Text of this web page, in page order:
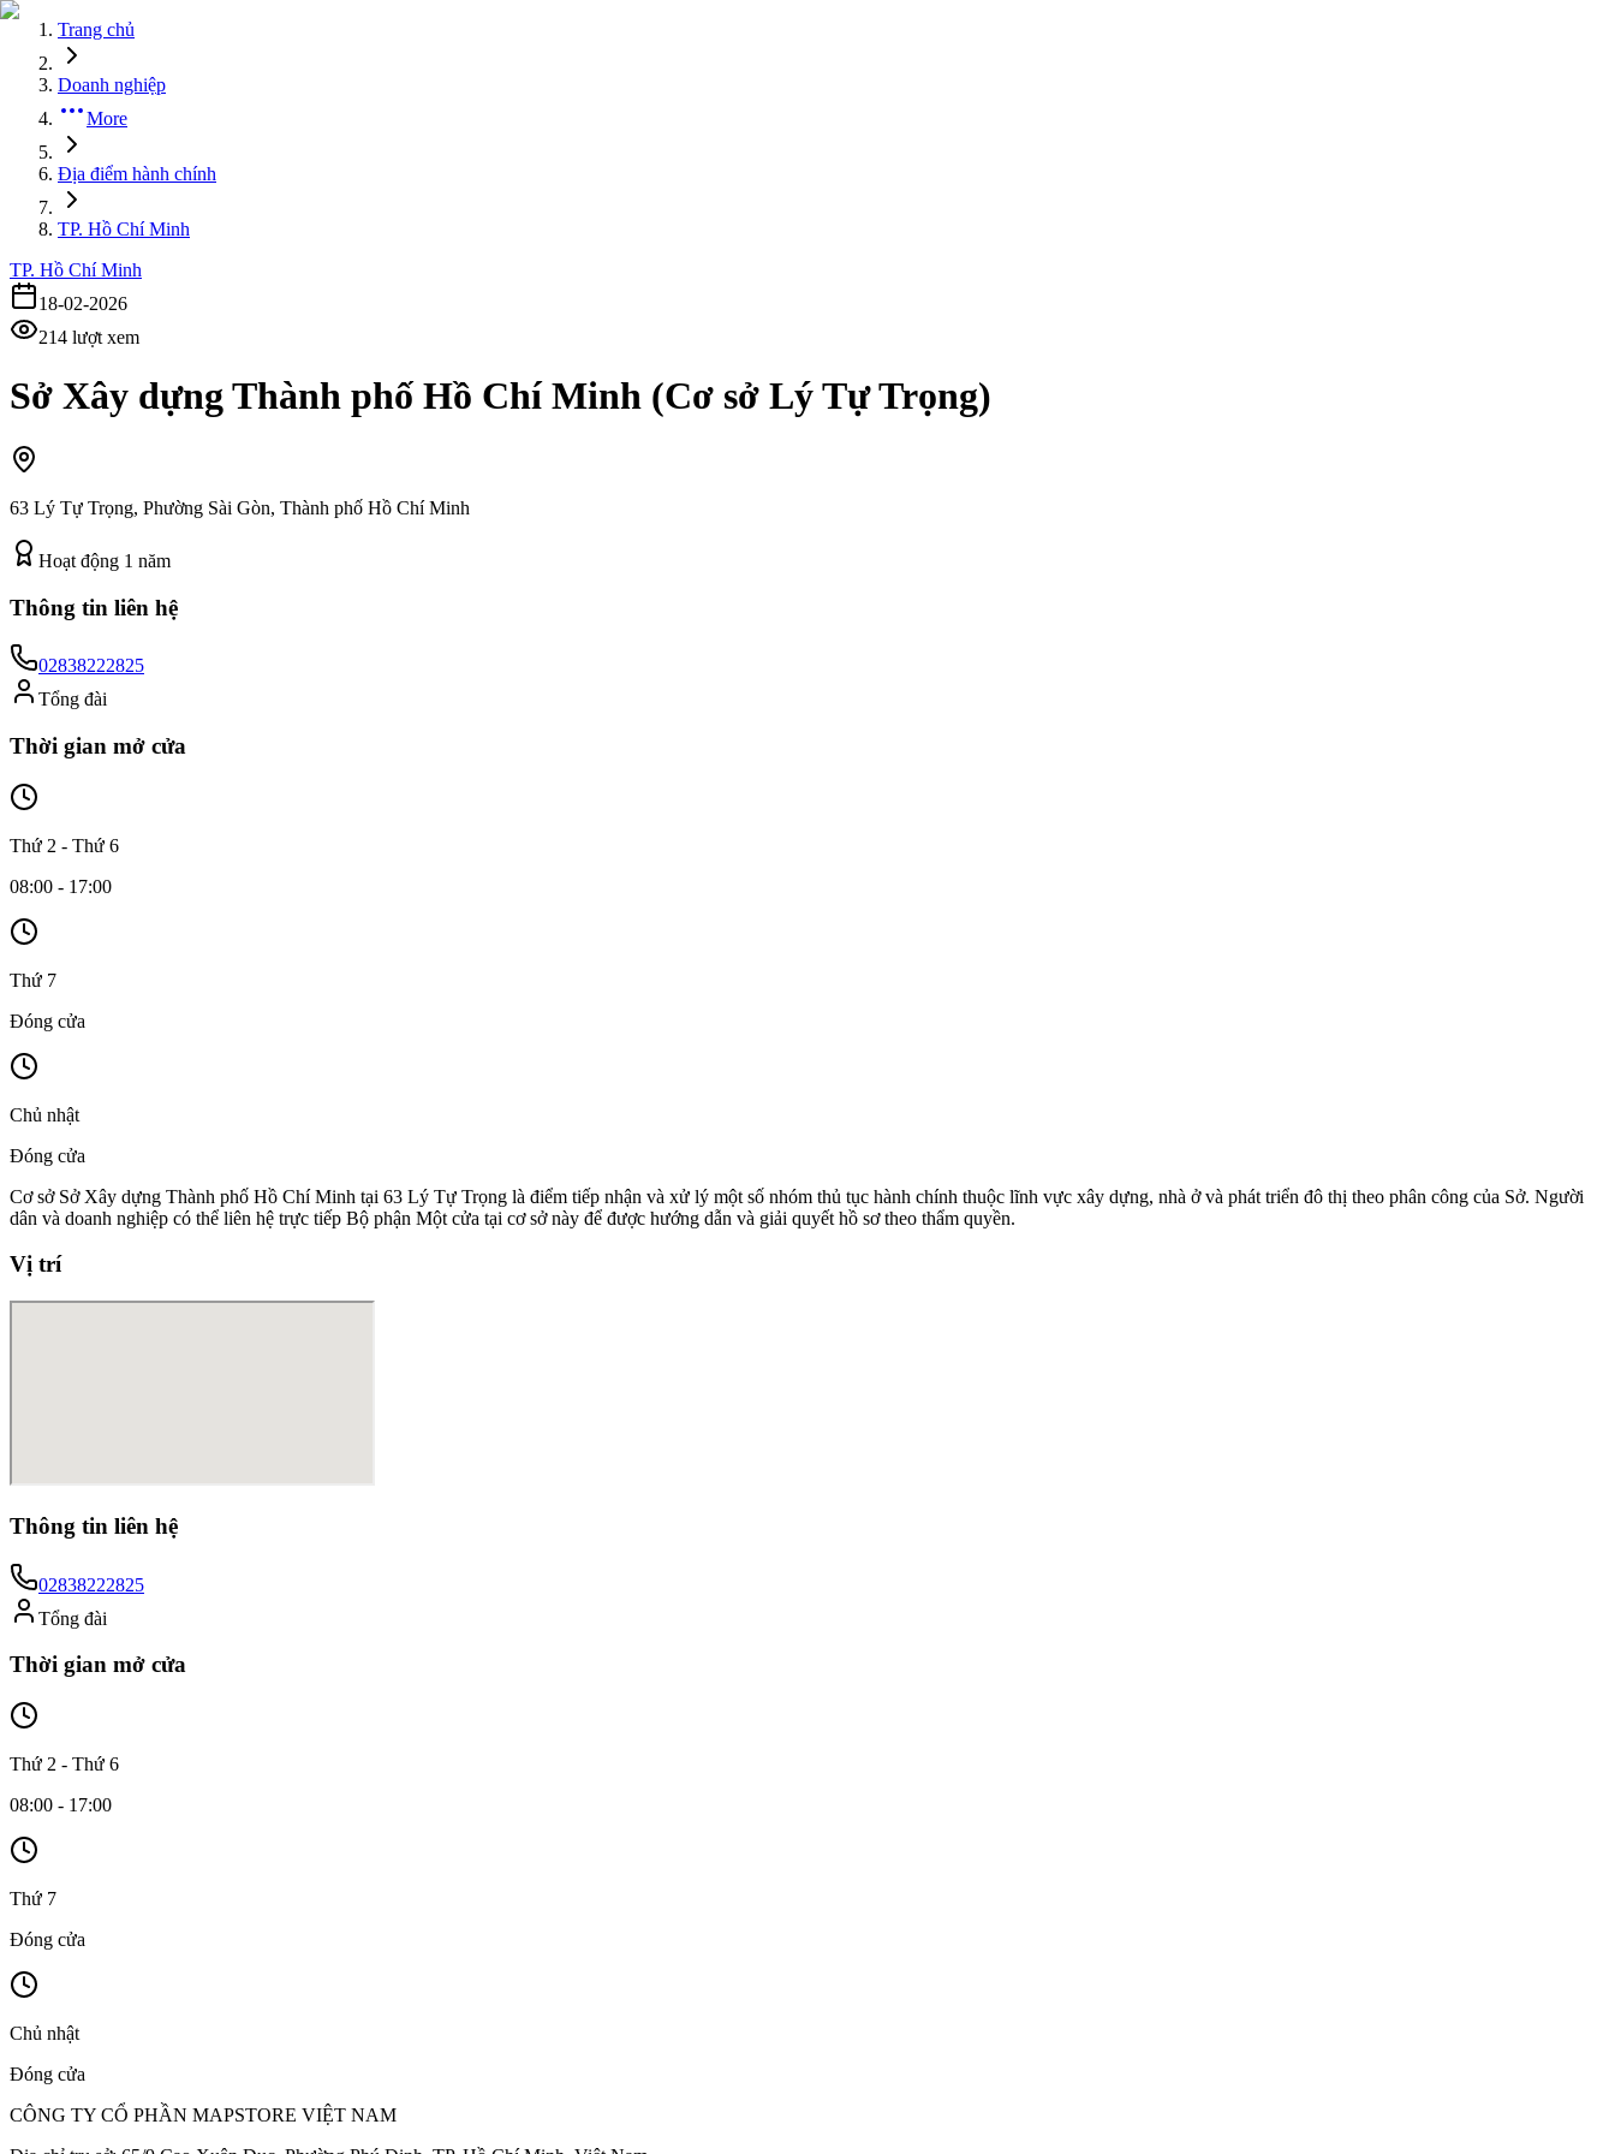
Trang chủ
Doanh nghiệp
More
Địa điểm hành chính
TP. Hồ Chí Minh
TP. Hồ Chí Minh
18-02-2026
214 lượt xem
Sở Xây dựng Thành phố Hồ Chí Minh (Cơ sở Lý Tự Trọng)
63 Lý Tự Trọng, Phường Sài Gòn, Thành phố Hồ Chí Minh
Hoạt động 1 năm
Thông tin liên hệ
02838222825
Tổng đài
Thời gian mở cửa
Thứ 2 - Thứ 6
08:00 - 17:00
Thứ 7
Đóng cửa
Chủ nhật
Đóng cửa
Cơ sở Sở Xây dựng Thành phố Hồ Chí Minh tại 63 Lý Tự Trọng là điểm tiếp nhận và xử lý một số nhóm thủ tục hành chính thuộc lĩnh vực xây dựng, nhà ở và phát triển đô thị theo phân công của Sở. Người
dân và doanh nghiệp có thể liên hệ trực tiếp Bộ phận Một cửa tại cơ sở này để được hướng dẫn và giải quyết hồ sơ theo thẩm quyền.
Vị trí
Thông tin liên hệ
02838222825
Tổng đài
Thời gian mở cửa
Thứ 2 - Thứ 6
08:00 - 17:00
Thứ 7
Đóng cửa
Chủ nhật
Đóng cửa
CÔNG TY CỔ PHẦN MAPSTORE VIỆT NAM